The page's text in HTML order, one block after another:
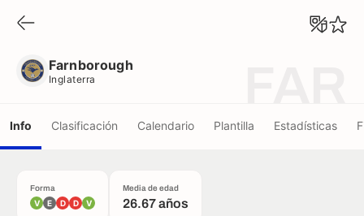
Farnborough
Inglaterra
Info Clasificación Calendario Plantilla Estadísticas
Forma
V E D D V
Media de edad
26.67 años